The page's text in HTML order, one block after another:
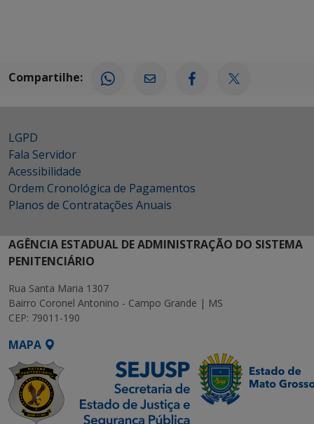
Compartilhe:
LGPD
Fala Servidor
Acessibilidade
Ordem Cronológica de Pagamentos
Planos de Contratações Anuais
AGÊNCIA ESTADUAL DE ADMINISTRAÇÃO DO SISTEMA
PENITENCIÁRIO
Rua Santa Maria 1307
Bairro Coronel Antonino - Campo Grande | MS
CEP: 79011-190
MAPA